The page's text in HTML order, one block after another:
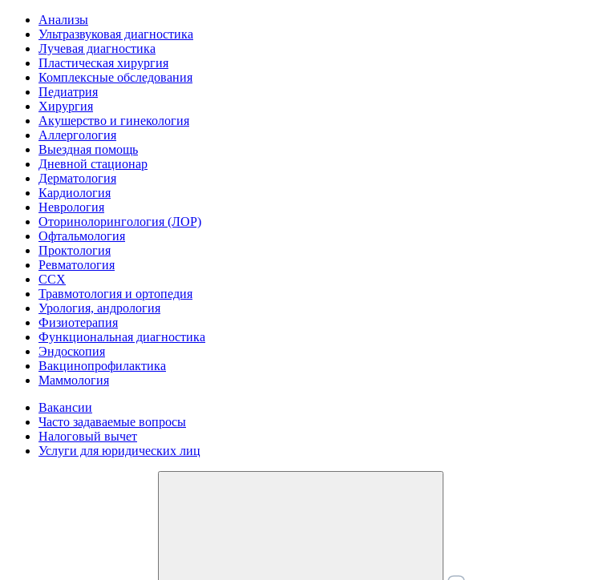
Анализы
Ультразвуковая диагностика
Лучевая диагностика
Пластическая хирургия
Комплексные обследования
Педиатрия
Хирургия
Акушерство и гинекология
Аллергология
Выездная помощь
Дневной стационар
Дерматология
Кардиология
Неврология
Оторинолорингология (ЛОР)
Офтальмология
Проктология
Ревматология
ССХ
Травмотология и ортопедия
Урология, андрология
Физиотерапия
Функциональная диагностика
Эндоскопия
Вакцинопрофилактика
Маммология
Вакансии
Часто задаваемые вопросы
Налоговый вычет
Услуги для юридических лиц